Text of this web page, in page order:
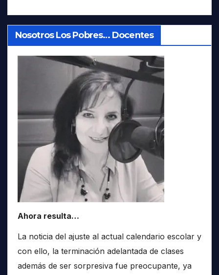
Nosotros Los Pobres… Docentes
Ahora resulta…
La noticia del ajuste al actual calendario escolar y
con ello, la terminación adelantada de clases
además de ser sorpresiva fue preocupante, ya